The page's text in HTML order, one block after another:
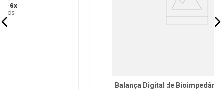
Balança Digital de Bioimpedância Dellamed